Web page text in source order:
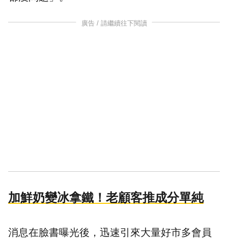
廣告 / 請繼續往下閱讀
加鮮奶變冰拿鐵！老顧客推成分單純
消息在臉書曝光後，迅速引來大量好市多會員